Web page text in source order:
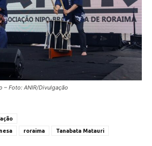
– Foto: ANIR/Divulgação
roraima Tanabata Matauri